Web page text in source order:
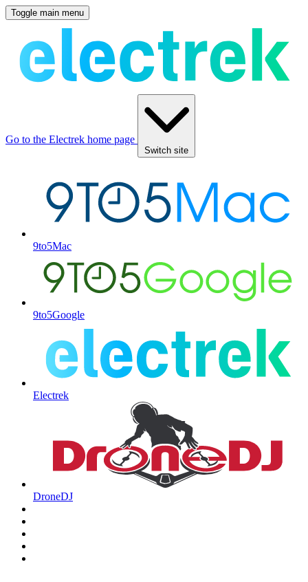
Toggle main menu
Go to the Electrek home page
Switch site
9to5Mac
9to5Google
Electrek
DroneDJ